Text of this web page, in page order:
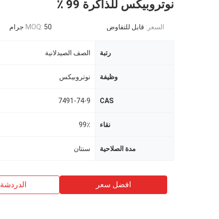
نوتروبيكس للذاكرة 99 ٪
السعر: قابل للتفاوض MOQ: 50 جرام
رتبة الصف الصيدلانية
وظيفة نوتروبيكس
CAS
7491-74-9
نقاء 99٪
مدة الصلاحية سنتان
افضل سعر